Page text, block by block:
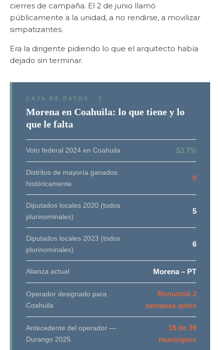
cierres de campaña. El 2 de junio llamó
públicamente a la unidad, a no rendirse, a movilizar
simpatizantes.
Era la dirigente pidiendo lo que el arquitecto había
dejado sin terminar.
CAJA DE DATOS · 3
Morena en Coahuila: lo que tiene y lo
que le falta
Voto federal 2024 en Coahuila 53.7%
Distritos de mayoría ganados
históricamente
0
Diputados locales 2020 (todos
plurinominales)
5
Diputados locales 2023 (todos
plurinominales)
6
Alianza actual Morena – PT
Operador designado para
Coahuila
Renunció 2
semanas antes
Antecedente del operador —
Durango 2025
16 de 39
municipios